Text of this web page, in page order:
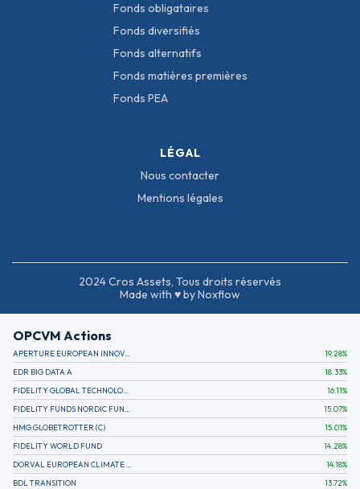
Fonds obligataires
Fonds diversifiés
Fonds alternatifs
Fonds matières premières
Fonds PEA
LÉGAL
Nous contacter
Mentions légales
2024 Cros Assets, Tous droits réservés
Made with ♥ by Noxflow
OPCVM Actions
APERTURE EUROPEAN INNOVATION 19.28%
EDR BIG DATA A
18.33%
16.11%
15.07%
HMG GLOBETROTTER (C)
15.01%
FIDELITY WORLD FUND
14.28%
14.18%
BDL TRANSITION
13.72%